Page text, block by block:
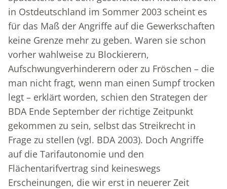
in Ostdeutschland im Sommer 2003 scheint es
für das Maß der Angriffe auf die Gewerkschaften
keine Grenze mehr zu geben. Waren sie schon
vorher wahlweise zu Blockierern,
Aufschwungverhinderern oder zu Fröschen – die
man nicht fragt, wenn man einen Sumpf trocken
legt – erklärt worden, schien den Strategen der
BDA Ende September der richtige Zeitpunkt
gekommen zu sein, selbst das Streikrecht in
Frage zu stellen (vgl. BDA 2003). Doch Angriffe
auf die Tarifautonomie und den
Flächentarifvertrag sind keineswegs
Erscheinungen, die wir erst in neuerer Zeit